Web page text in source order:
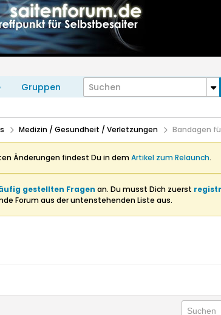
Gruppen
Medizin / Gesundheit / Verletzungen Bandagen
Änderungen findest Du in demArtikel zum Relaunch.
gestellten Fragen an. Du musst Dich zuerst
Forum aus der untenstehenden Liste aus.